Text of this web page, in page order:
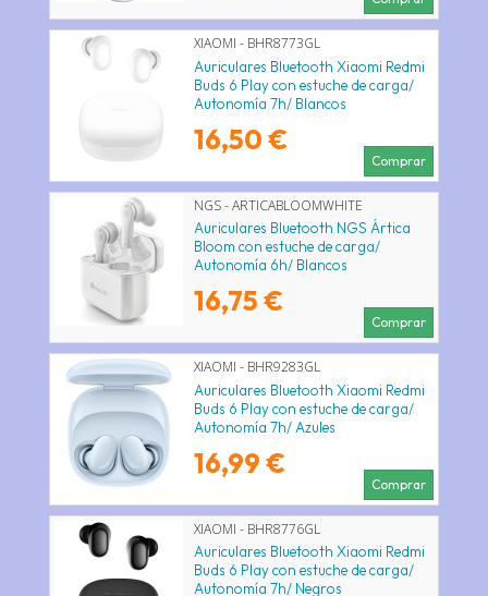
XIAOMI - BHR8773GL
Auriculares Bluetooth Xiaomi Redmi
Buds 6 Play con estuche de carga/
Autonomía 7h/ Blancos
16,50 €
Comprar
NGS - ARTICABLOOMWHITE
Auriculares Bluetooth NGS Ártica
Bloom con estuche de carga/
Autonomía 6h/ Blancos
16,75 €
Comprar
XIAOMI - BHR9283GL
Auriculares Bluetooth Xiaomi Redmi
Buds 6 Play con estuche de carga/
Autonomía 7h/ Azules
16,99 €
Comprar
XIAOMI - BHR8776GL
Auriculares Bluetooth Xiaomi Redmi
Buds 6 Play con estuche de carga/
Autonomía 7h/ Negros